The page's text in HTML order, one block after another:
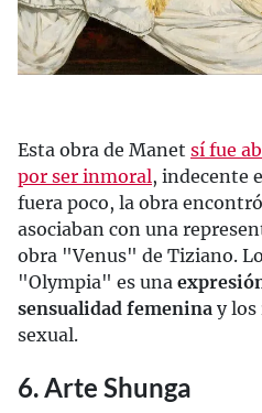
Esta obra de Manet sí fue
por ser inmoral, indecente
fuera poco, la obra
asociaban con una
obra "Venus" de Tiziano.
"Olympia" es una
sensualidad femenina y los
sexual.
6. Arte Shunga